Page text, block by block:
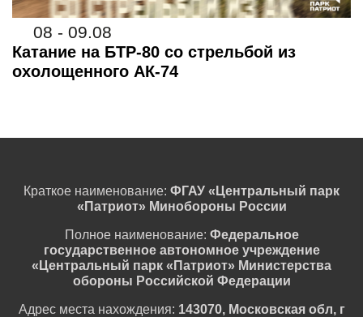
08 - 09.08
Катание на БТР-80 со стрельбой из
охолощенного АК-74
Краткое наименование: ФГАУ «Центральный парк
«Патриот» Минобороны России
Полное наименование: Федеральное
государственное автономное учреждение
«Центральный парк «Патриот» Министерства
обороны Российской Федерации
Адрес места нахождения: 143070, Московская обл, г